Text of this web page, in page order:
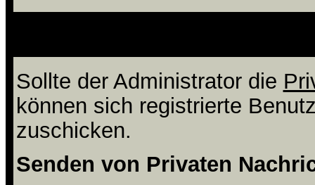
Sollte der Administrator die
können sich registrierte
zuschicken.
Senden von Privaten